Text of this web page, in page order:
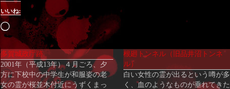
いいね:
読
み
込
み
中…
多賀城政庁跡
2001年（平成13年）４月ごろ、夕
方に下校中の中学生が和服姿の老
女の霊が桜並木付近にうずくまっ
根廻トンネル（旧品井沼トンネ
ル）
白い女性の霊が出るという噂が多
く、血のようなものが垂れてきた